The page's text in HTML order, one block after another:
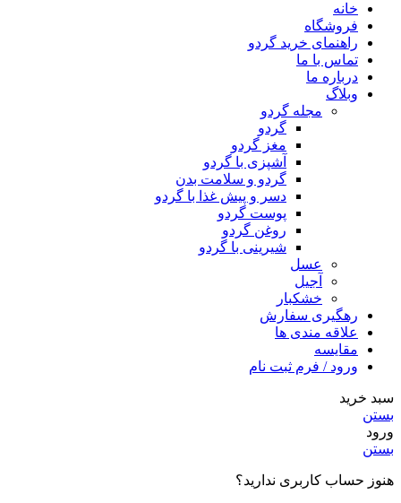
خانه
فروشگاه
راهنمای خرید گردو
تماس با ما
درباره ما
وبلاگ
مجله گردو
گردو
مغز گردو
آشپزی با گردو
گردو و سلامت بدن
دسر و پیش غذا با گردو
پوست گردو
روغن گردو
شیرینی با گردو
عسل
آجیل
خشکبار
رهگیری سفارش
علاقه مندی ها
مقایسه
ورود / فرم ثبت نام
سبد خرید
بستن
ورود
بستن
هنوز حساب کاربری ندارید؟